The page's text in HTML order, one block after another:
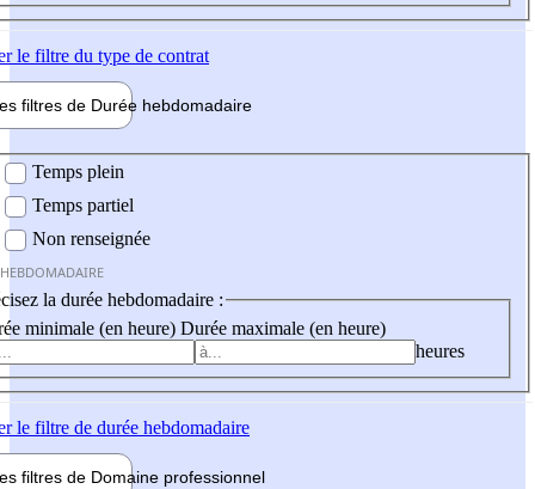
le filtre du type de contrat
filtres de Durée hebdomadaire
Temps plein
Temps partiel
Non renseignée
la durée hebdomadaire :
minimale (en heure) Durée maximale (en heure)
heures
le filtre de durée hebdomadaire
filtres de Domaine professionnel